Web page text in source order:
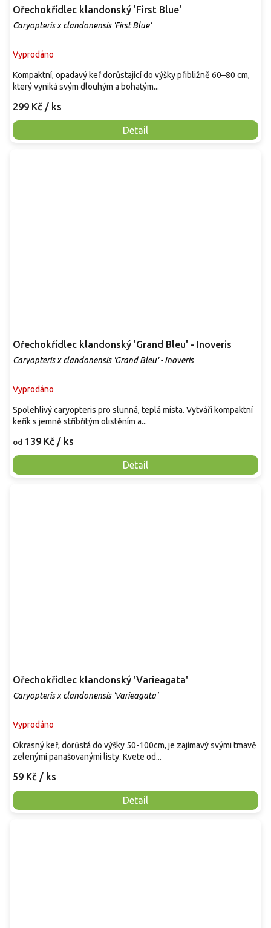
Ořechokřídlec klandonský 'First Blue'
Caryopteris x clandonensis 'First Blue'
Vyprodáno
299 Kč / ks
Detail
Kompaktní, opadavý keř dorůstající do výšky přibližně 60–80 cm,
který vyniká svým dlouhým a bohatým...
Ořechokřídlec klandonský 'Grand Bleu' - Inoveris
Caryopteris x clandonensis 'Grand Bleu' - Inoveris
Vyprodáno
od 139 Kč / ks
Detail
Spolehlivý caryopteris pro slunná, teplá místa. Vytváří kompaktní
keřík s jemně stříbřitým olistěním a...
Ořechokřídlec klandonský 'Varieagata'
Caryopteris x clandonensis 'Varieagata'
Vyprodáno
59 Kč / ks
Detail
Okrasný keř, dorůstá do výšky 50-100cm, je zajímavý svými tmavě
zelenými panašovanými listy. Kvete od...